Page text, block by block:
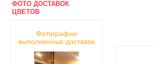
ФОТО ДОСТАВОК
ЦВЕТОВ
Фотографии
выполненных доставок